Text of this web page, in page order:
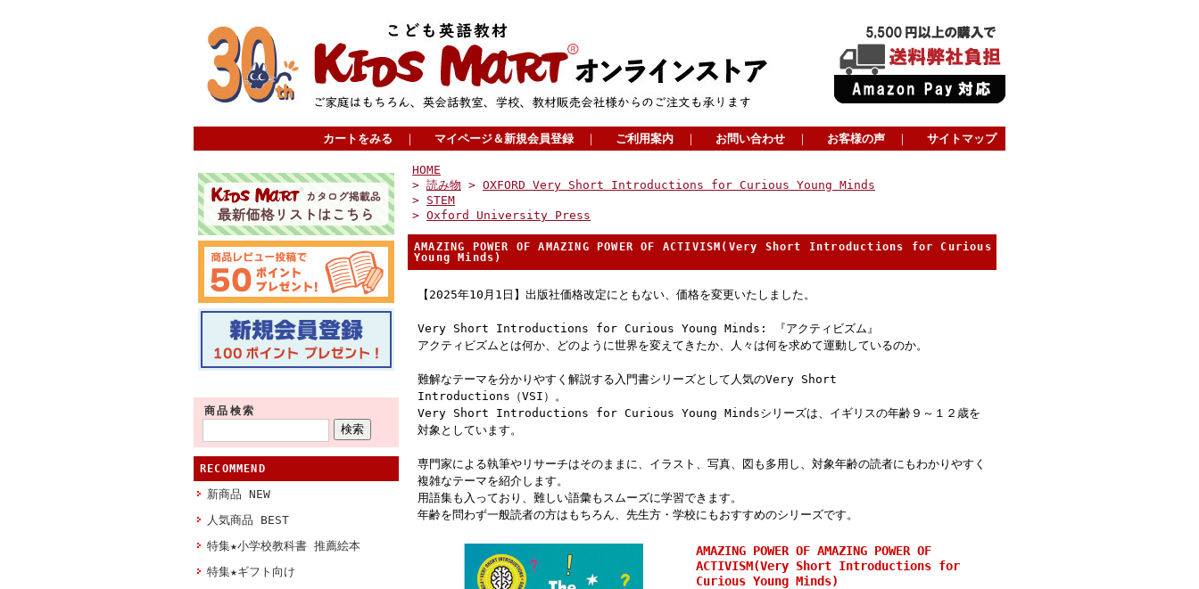
カートをみる ｜ マイページ＆新規会員登録 ｜ ご利用案内 ｜ お問い合わせ ｜ お客様の声 ｜ サイトマップ
商品検索
RECOMMEND
新商品 NEW
人気商品 BEST
特集★小学校教科書 推薦絵本
特集★ギフト向け
HOME
> 読み物 > OXFORD Very Short Introductions for Curious Young Minds
> STEM
> Oxford University Press
AMAZING POWER OF AMAZING POWER OF ACTIVISM(Very Short Introductions for Curious
Young Minds)
【2025年10月1日】出版社価格改定にともない、価格を変更いたしました。
Very Short Introductions for Curious Young Minds: 『アクティビズム』
アクティビズムとは何か、どのように世界を変えてきたか、人々は何を求めて運動しているのか。
難解なテーマを分かりやすく解説する入門書シリーズとして人気のVery Short
Introductions（VSI）。
Very Short Introductions for Curious Young Mindsシリーズは、イギリスの年齢９～１２歳を
対象としています。
専門家による執筆やリサーチはそのままに、イラスト、写真、図も多用し、対象年齢の読者にもわかりやすく
複雑なテーマを紹介します。
用語集も入っており、難しい語彙もスムーズに学習できます。
年齢を問わず一般読者の方はもちろん、先生方・学校にもおすすめのシリーズです。
AMAZING POWER OF AMAZING POWER OF
ACTIVISM(Very Short Introductions for
Curious Young Minds)